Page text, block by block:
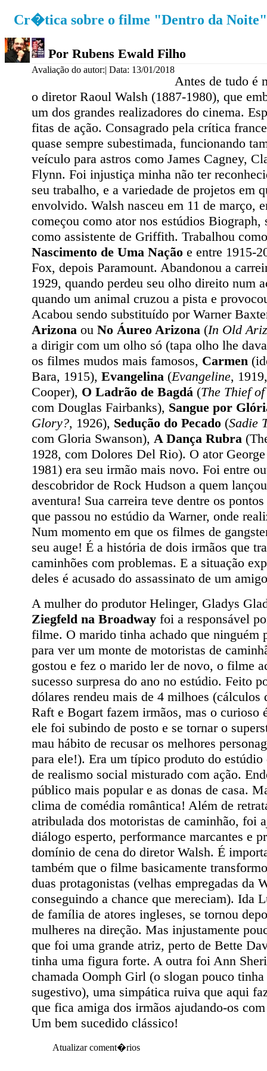
Cr�tica sobre o filme "Dentro da
Por Rubens Ewald Filho
Avaliação do autor:| Data: 13/01/2018
Antes de tudo é
o diretor Raoul Walsh (1887-1980), que
um dos grandes realizadores do cinema.
fitas de ação. Consagrado pela crítica
quase sempre subestimada, funcionando
veículo para astros como James Cagney,
Flynn. Foi injustiça minha não ter
seu trabalho, e a variedade de projetos em
envolvido. Walsh nasceu em 11 de março,
começou como ator nos estúdios Biograph,
como assistente de Griffith. Trabalhou
Nascimento de Uma Nação e entre 1915-
Fox, depois Paramount. Abandonou a
1929, quando perdeu seu olho direito num
quando um animal cruzou a pista e
Acabou sendo substituído por Warner
Arizona ou No Áureo Arizona (In Old
a dirigir com um olho só (tapa olho lhe
os filmes mudos mais famosos, Carmen
Bara, 1915), Evangelina (Evangeline,
Cooper), O Ladrão de Bagdá (The Thief
com Douglas Fairbanks), Sangue por
Glory?, 1926), Sedução do Pecado (Sadie
com Gloria Swanson), A Dança Rubra
1928, com Dolores Del Rio). O ator
1981) era seu irmão mais novo. Foi entre
descobridor de Rock Hudson a quem
aventura! Sua carreira teve dentre os
que passou no estúdio da Warner, onde
Num momento em que os filmes de
seu auge! É a história de dois irmãos que
caminhões com problemas. E a situação
deles é acusado do assassinato de um
A mulher do produtor Helinger, Gladys
Ziegfeld na Broadway foi a responsável
filme. O marido tinha achado que ninguém
para ver um monte de motoristas de
gostou e fez o marido ler de novo, o filme
sucesso surpresa do ano no estúdio. Feito
dólares rendeu mais de 4 milhoes (cálculos
Raft e Bogart fazem irmãos, mas o curioso
ele foi subindo de posto e se tornar o
mau hábito de recusar os melhores
para ele!). Era um típico produto do estúdio
de realismo social misturado com ação.
público mais popular e as donas de casa.
clima de comédia romântica! Além de
atribulada dos motoristas de caminhão, foi
diálogo esperto, performance marcantes e
domínio de cena do diretor Walsh. É
também que o filme basicamente
duas protagonistas (velhas empregadas da
conseguindo a chance que mereciam). Ida
de família de atores ingleses, se tornou
mulheres na direção. Mas injustamente
que foi uma grande atriz, perto de Bette
tinha uma figura forte. A outra foi Ann
chamada Oomph Girl (o slogan pouco tinha
sugestivo), uma simpática ruiva que aqui
que fica amiga dos irmãos ajudando-os
Um bem sucedido clássico!
Atualizar coment�rios